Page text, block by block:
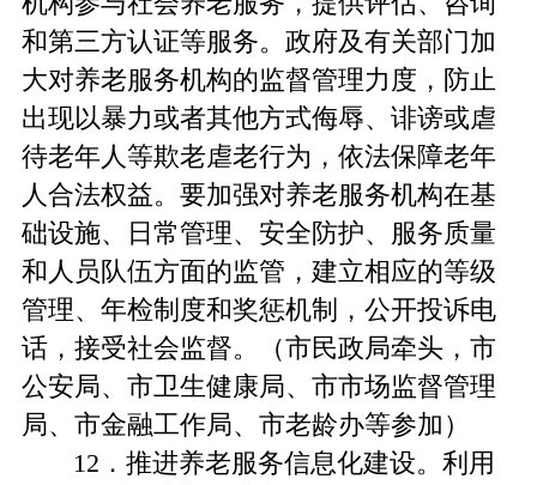
和第三方认证等服务。政府及有关部门加
大对养老服务机构的监督管理力度，防止
出现以暴力或者其他方式侮辱、诽谤或虐
待老年人等欺老虐老行为，依法保障老年
人合法权益。要加强对养老服务机构在基
础设施、日常管理、安全防护、服务质量
和人员队伍方面的监管，建立相应的等级
管理、年检制度和奖惩机制，公开投诉电
话，接受社会监督。（市民政局牵头，市
公安局、市卫生健康局、市市场监督管理
局、市金融工作局、市老龄办等参加）
12．推进养老服务信息化建设。利用